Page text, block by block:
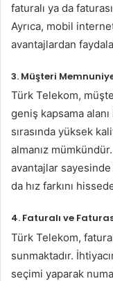
faturalı ya da
Ayrıca, mobil
avantajlardan
3. Müşteri
Türk Telekom,
geniş kapsama
sırasında yüksek
almanız
avantajlar
da hız farkını
4. Faturalı ve
Türk Telekom,
sunmaktadır.
seçimi yaparak